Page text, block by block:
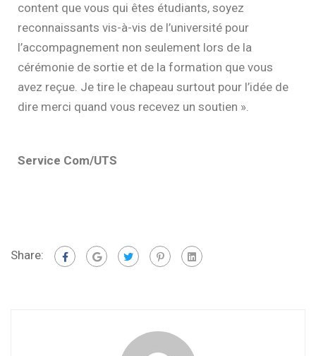
content que vous qui êtes étudiants, soyez
reconnaissants vis-à-vis de l’université pour
l’accompagnement non seulement lors de la
cérémonie de sortie et de la formation que vous
avez reçue. Je tire le chapeau surtout pour l’idée de
dire merci quand vous recevez un soutien ».
Service Com/UTS
Share: